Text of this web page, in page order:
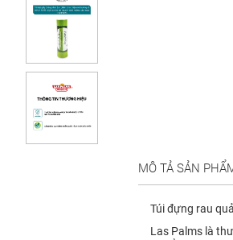
MÔ TẢ SẢN
Túi đựng rau
Las Palms là